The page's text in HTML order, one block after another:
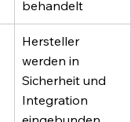
behandelt
Hersteller
werden in
Sicherheit und
Integration